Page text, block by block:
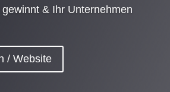
& Ihr Unternehmen
/ Website